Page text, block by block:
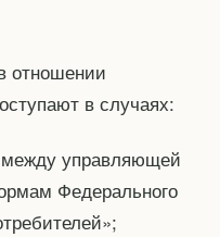
отношении
в случаях:
между управляющей
Федерального